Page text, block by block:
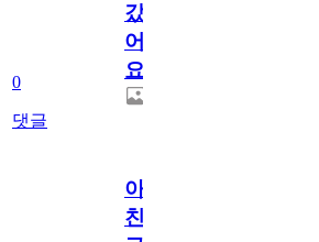
0
댓글
갔
어
요.
아.
친